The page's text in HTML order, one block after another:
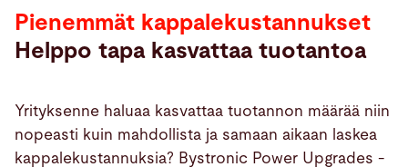
Pienemmät kappalekustannukset
Helppo tapa kasvattaa tuotantoa
Yrityksenne haluaa kasvattaa tuotannon määrää niin
nopeasti kuin mahdollista ja samaan aikaan laskea
kappalekustannuksia? Bystronic Power Upgrades -